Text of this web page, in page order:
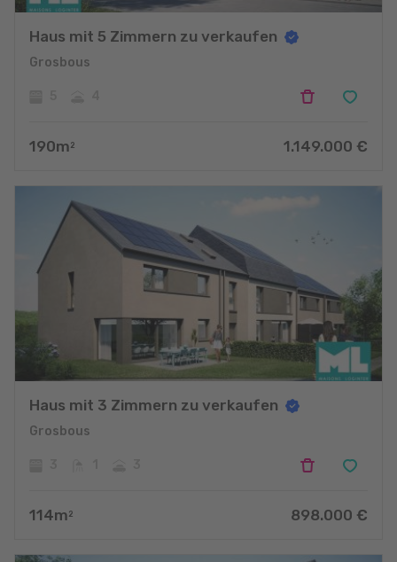
Haus mit 5 Zimmern zu verkaufen
Grosbous
190m 2 1.149.000 €
Haus mit 3 Zimmern zu verkaufen
Grosbous
114m 2 898.000 €